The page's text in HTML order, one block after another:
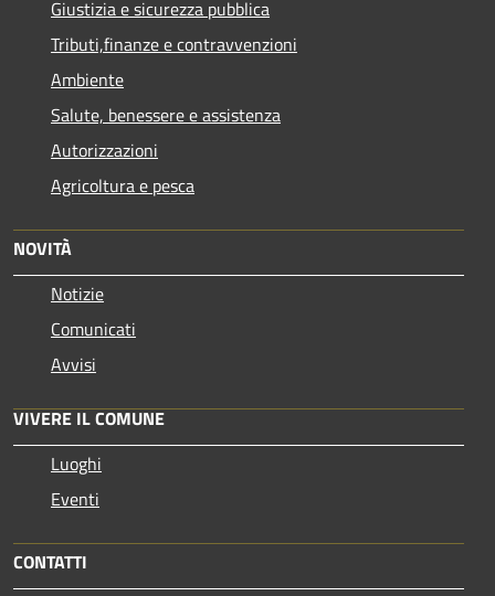
Giustizia e sicurezza pubblica
Tributi,finanze e contravvenzioni
Ambiente
Salute, benessere e assistenza
Autorizzazioni
Agricoltura e pesca
NOVITÀ
Notizie
Comunicati
Avvisi
VIVERE IL COMUNE
Luoghi
Eventi
CONTATTI